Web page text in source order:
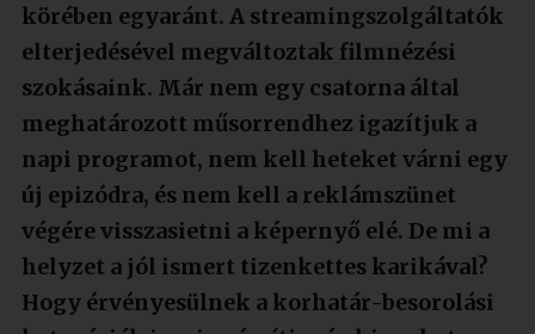
körében egyaránt. A streamingszolgáltatók
elterjedésével megváltoztak filmnézési
szokásaink. Már nem egy csatorna által
meghatározott műsorrendhez igazítjuk a
napi programot, nem kell heteket várni egy
új epizódra, és nem kell a reklámszünet
végére visszasietni a képernyő elé. De mi a
helyzet a jól ismert tizenkettes karikával?
Hogy érvényesülnek a korhatár-besorolási